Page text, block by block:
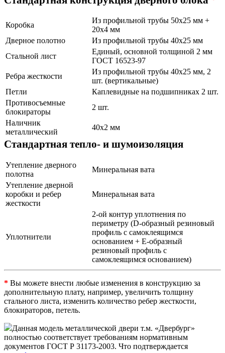
Коробка
Из профильной трубы 50х25 мм +
20х4 мм
Дверное полотно
Из профильной трубы 40х25 мм
Стальной лист
Единый, основной толщиной 2 мм
ГОСТ 16523-97
Ребра жесткости
Из профильной трубы 40х25 мм, 2
шт. (вертикальные)
Петли
Каплевидные на подшипниках 2 шт.
Противосъемные
блокираторы
2 шт.
Наличник
металлический
40х2 мм
Стандартная тепло- и шумоизоляция
Утепление дверного
полотна
Минеральная вата
Утепление дверной
коробки и ребер
жесткости
Минеральная вата
Уплотнители
2-ой контур уплотнения по
периметру (D-образный резиновый
профиль с самоклеящимся
основанием + Е-образный
резиновый профиль с
самоклеящимся основанием)
* Вы можете внести любые изменения в конструкцию за
дополнительную плату, например, увеличить толщину
стального листа, изменить количество ребер жесткости,
блокираторов, петель.
Данная модель металлической двери т.м. «Двербург»
полностью соответствует требованиям нормативным
документов ГОСТ Р 31173-2003. Что подтверждается